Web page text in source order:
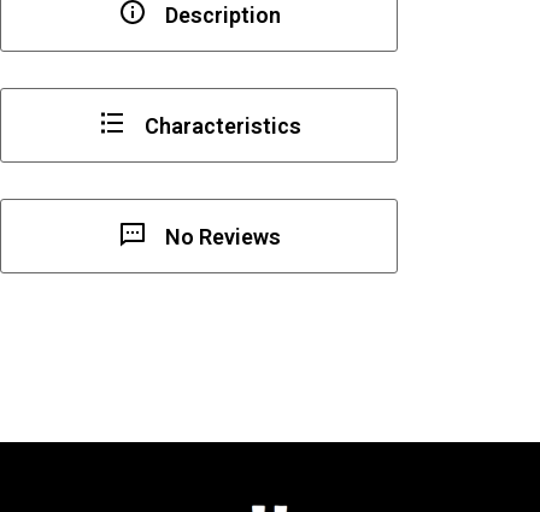
Description
Characteristics
No Reviews